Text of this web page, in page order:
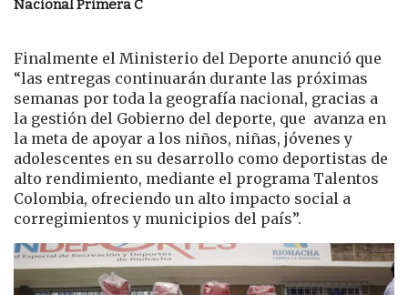
Nacional Primera C
Finalmente el Ministerio del Deporte anunció que
“las entregas continuarán durante las próximas
semanas por toda la geografía nacional, gracias a
la gestión del Gobierno del deporte, que avanza en
la meta de apoyar a los niños, niñas, jóvenes y
adolescentes en su desarrollo como deportistas de
alto rendimiento, mediante el programa Talentos
Colombia, ofreciendo un alto impacto social a
corregimientos y municipios del país”.